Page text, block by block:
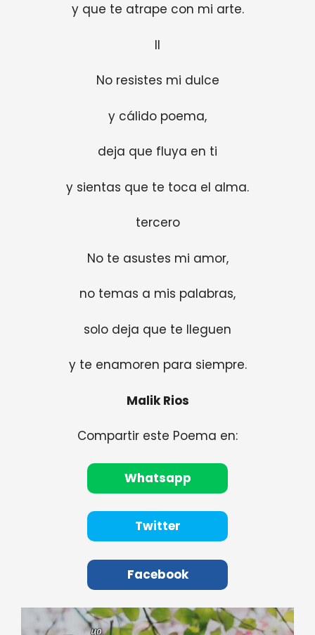
y que te atrape con mi arte.
II
No resistes mi dulce
y cálido poema,
deja que fluya en ti
y sientas que te toca el alma.
tercero
No te asustes mi amor,
no temas a mis palabras,
solo deja que te lleguen
y te enamoren para siempre.
Malik Rios
Compartir este Poema en:
Whatsapp
Twitter
Facebook